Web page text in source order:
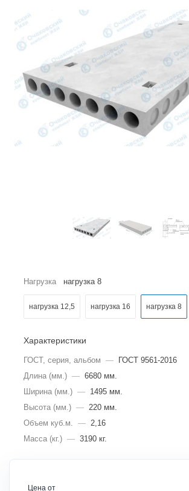
Нагрузка нагрузка 8
нагрузка 12,5 нагрузка 16 нагрузка 8
Характеристики
ГОСТ, серия, альбом —
ГОСТ 9561-2016
Длина (мм.) — 6680 мм.
Ширина (мм.) — 1495 мм.
Высота (мм.) — 220 мм.
Объем куб.м. — 2,16
Масса (кг.) — 3190 кг.
Цена от